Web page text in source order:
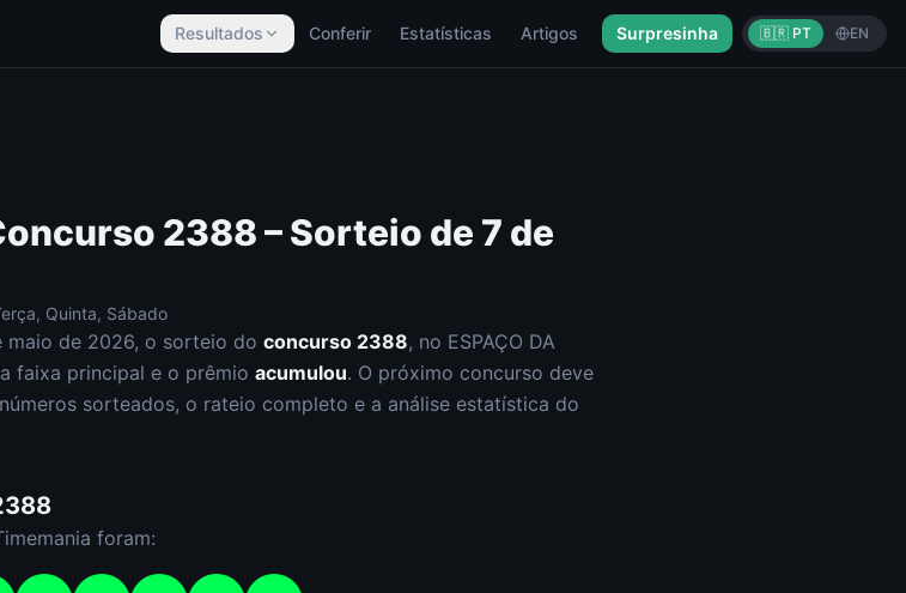
Resultados Conferir Estatísticas Artigos Surpresinha 🇧🇷 PT EN
2388– Sorteio de 7 de
Quinta, Sábado
maio de 2026, o sorteio do concurso 2388, no ESPAÇO DA
faixa principal e o prêmio acumulou. O próximo concurso deve
sorteados, o rateio completo e a análise estatística do
foram: